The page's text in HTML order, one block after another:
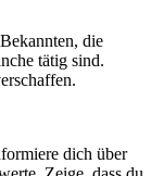
die
tätig sind.
dich über